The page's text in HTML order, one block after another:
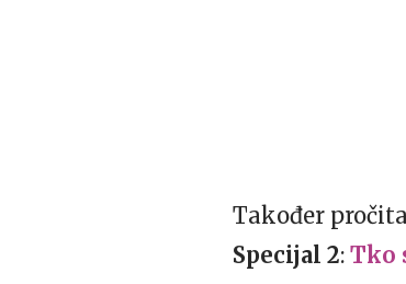
Također
Specijal 2: Tko